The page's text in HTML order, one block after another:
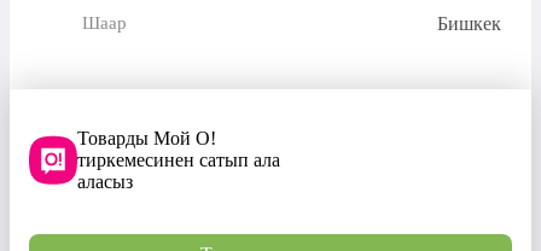
Шаар Бишкек
Товарды Мой О!
тиркемесинен сатып ала
аласыз